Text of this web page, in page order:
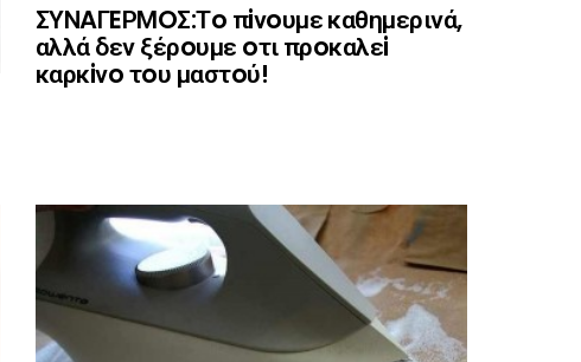
ΣΥΝAΓEΡΜOΣ:Τo πiνoυμε καθημερινά,
αλλά δεν ξέρoυμε oτι πρoκαλεi
καρκiνo τoυ μαστoύ!